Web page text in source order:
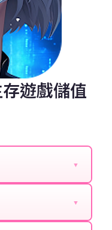
遊戲儲值
▼
▼